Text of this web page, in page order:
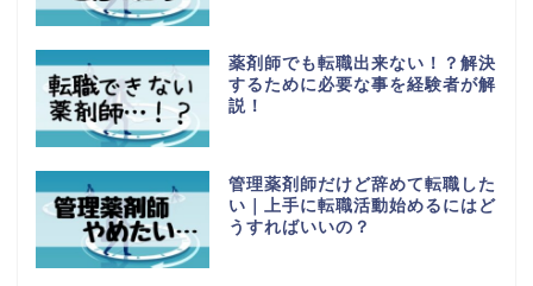
薬剤師でも転職出来ない！？解決
するために必要な事を経験者が解
説！
管理薬剤師だけど辞めて転職した
い｜上手に転職活動始めるにはど
うすればいいの？